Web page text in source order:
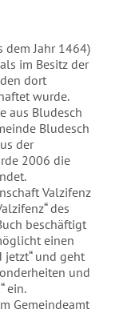
dem Jahr 1464)
im Besitz der
dort
wurde.
aus Bludesch
Bludesch
der
2006 die
Valzifenz
des
beschäftigt
einen
jetzt“ und geht
und
ein.
Gemeindeamt